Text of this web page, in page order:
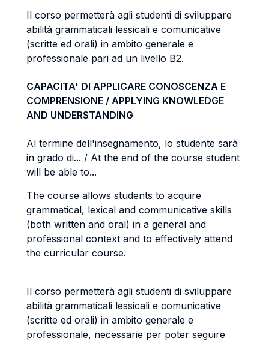
Il corso permetterà agli studenti di sviluppare
abilità grammaticali lessicali e comunicative
(scritte ed orali) in ambito generale e
professionale pari ad un livello B2.
CAPACITA' DI APPLICARE CONOSCENZA E
COMPRENSIONE / APPLYING KNOWLEDGE
AND UNDERSTANDING
Al termine dell'insegnamento, lo studente sarà
in grado di... / At the end of the course student
will be able to...
The course allows students to acquire
grammatical, lexical and communicative skills
(both written and oral) in a general and
professional context and to effectively attend
the curricular course.
Il corso permetterà agli studenti di sviluppare
abilità grammaticali lessicali e comunicative
(scritte ed orali) in ambito generale e
professionale, necessarie per poter seguire